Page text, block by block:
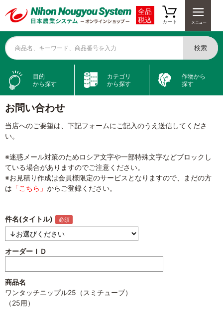
全品
税込
カート
商品名、キーワード、商品番号を入力 検索
目的
から探す
カテゴリ
から探す
作物から
探す
お問い合わせ
当店へのご要望は、下記フォームにご記入のうえ送信してくださ
い。
※迷惑メール対策のためロシア文字や一部特殊文字などブロックし
ている場合がありますのでご注意ください。
※お見積り作成は会員様限定のサービスとなりますので、まだの方
は 「こちら」 からご登録ください。
件名(タイトル)
オーダーＩＤ
商品名
ワンタッチニップル25（スミチューブ）
（25用）